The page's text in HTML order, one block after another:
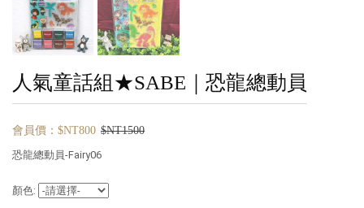
人氣童話組★SABE｜恐龍總動員
會員價：$NT800 $NT1500
恐龍總動員-Fairy06
顏色: